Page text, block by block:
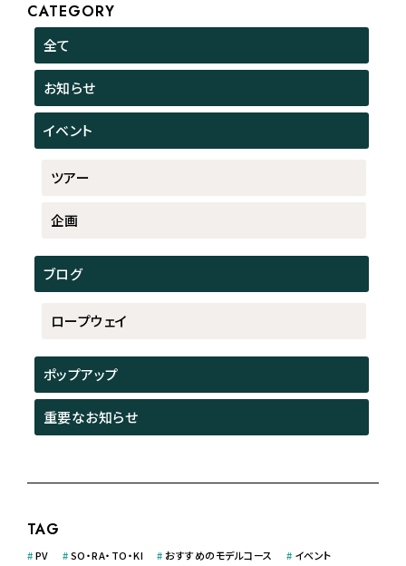
CATEGORY
全て
お知らせ
イベント
ツアー
企画
ブログ
ロープウェイ
ポップアップ
重要なお知らせ
TAG
#PV #SO・RA・TO・KI #おすすめのモデルコース # イベント